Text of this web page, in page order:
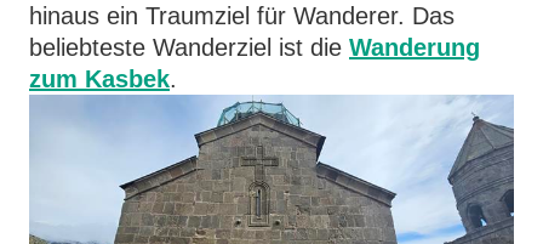
hinaus ein Traumziel für Wanderer. Das
beliebteste Wanderziel ist die Wanderung
zum Kasbek.